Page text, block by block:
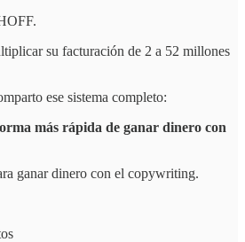
su facturación de 2 a 52 millones
ese sistema completo:
más rápida de ganar dinero con
ganar dinero con el copywriting.